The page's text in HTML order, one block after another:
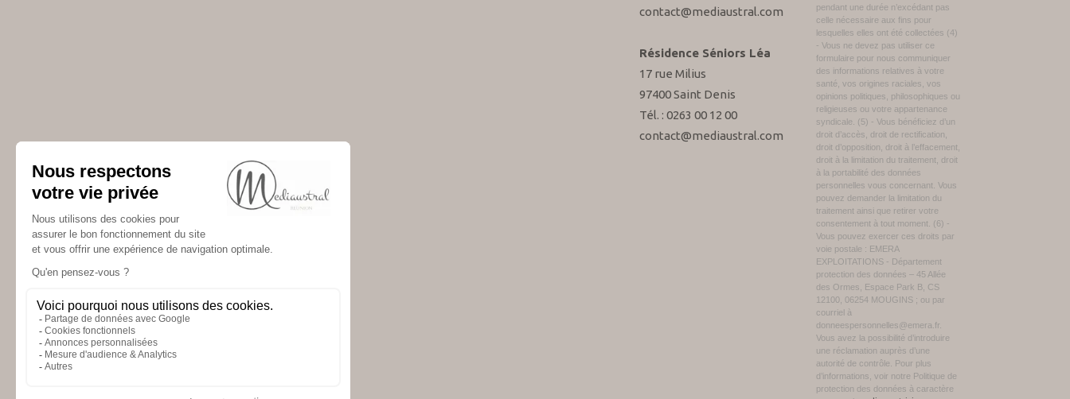
contact@mediaustral.com
Résidence Séniors Léa
17 rue Milius
97400 Saint Denis
Tél. : 0263 00 12 00
contact@mediaustral.com
pendant une durée n’excédant pas
celle nécessaire aux fins pour
lesquelles elles ont été collectées (4)
- Vous ne devez pas utiliser ce
formulaire pour nous communiquer
des informations relatives à votre
santé, vos origines raciales, vos
opinions politiques, philosophiques ou
religieuses ou votre appartenance
syndicale. (5) - Vous bénéficiez d’un
droit d’accès, droit de rectification,
droit d’opposition, droit à l’effacement,
droit à la limitation du traitement, droit
à la portabilité des données
personnelles vous concernant. Vous
pouvez demander la limitation du
traitement ainsi que retirer votre
consentement à tout moment. (6) -
Vous pouvez exercer ces droits par
voie postale : EMERA
EXPLOITATIONS - Département
protection des données – 45 Allée
des Ormes, Espace Park B, CS
12100, 06254 MOUGINS ; ou par
courriel à
donneespersonnelles@emera.fr.
Vous avez la possibilité d’introduire
une réclamation auprès d’une
autorité de contrôle. Pour plus
d’informations, voir notre Politique de
protection des données à caractère